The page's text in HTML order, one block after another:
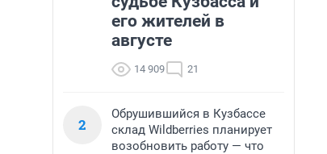
его жителей в
августе
14 909 21
2
Обрушившийся в Кузбассе
склад Wildberries планирует
возобновить работу — что